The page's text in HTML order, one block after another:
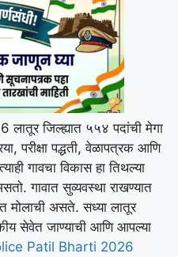
जिल्ह्यात ५५४ पदांची मेगा
परीक्षा पद्धती, वेळापत्रक आणि
गावचा विकास हा तिथल्या
गावात सुव्यवस्था राखण्यात
मोलाची असते. सध्या लातूर
सेवेत जाण्याची आणि आपल्या
Patil Bharti 2026